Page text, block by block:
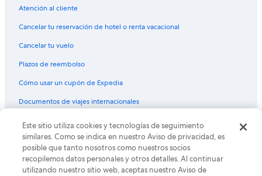
Casas de huéspedes en Santa Clara
Casas vacacionales en Santa Clara
Resorts en Santa Clara
Condominios en Santa Clara
Apartamentos en Santa Clara
Atención al cliente
Cancelar tu reservación de hotel o renta vacacional
Cancelar tu vuelo
Plazos de reembolso
Cómo usar un cupón de Expedia
Documentos de viajes internacionales
© 2026 Expedia, Inc., una empresa de Expedia Group. Todos los
derechos reservados. Expedia y el logo de Expedia son marcas
registradas o marcas comerciales de Expedia, Inc. CST# 2029030-50.
Este sitio utiliza cookies y tecnologías de seguimiento
similares. Como se indica en nuestro Aviso de privacidad, es
posible que tanto nosotros como nuestros socios
recopilemos datos personales y otros detalles. Al continuar
utilizando nuestro sitio web, aceptas nuestro Aviso de